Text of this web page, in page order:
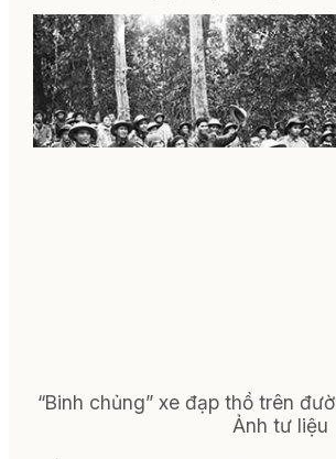
“Binh chủng” xe đạp thồ trên
Ảnh tư liệu